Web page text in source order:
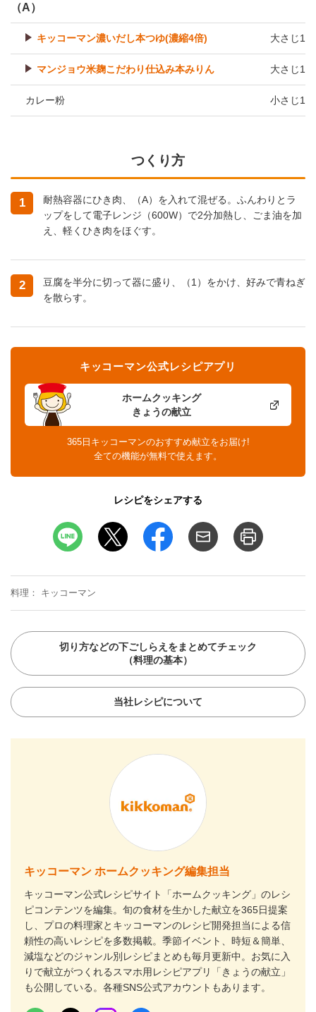
（A）
キッコーマン濃いだし本つゆ(濃縮4倍) 大さじ1
マンジョウ米麹こだわり仕込み本みりん 大さじ1
カレー粉 小さじ1
つくり方
1
耐熱容器にひき肉、（A）を入れて混ぜる。ふんわりとラ
ップをして電子レンジ（600W）で2分加熱し、ごま油を加
え、軽くひき肉をほぐす。
2
豆腐を半分に切って器に盛り、（1）をかけ、好みで青ねぎ
を散らす。
ホームクッキング
きょうの献立
キッコーマン公式レシピアプリ
365日キッコーマンのおすすめ献立をお届け!
全ての機能が無料で使えます。
レシピをシェアする
料理 キッコーマン
切り方などの下ごしらえをまとめてチェック
（料理の基本）
当社レシピについて
キッコーマン ホームクッキング編集担当
キッコーマン公式レシピサイト「ホームクッキング」のレシ
ピコンテンツを編集。旬の食材を生かした献立を365日提案
し、プロの料理家とキッコーマンのレシピ開発担当による信
頼性の高いレシピを多数掲載。季節イベント、時短＆簡単、
減塩などのジャンル別レシピまとめも毎月更新中。お気に入
りで献立がつくれるスマホ用レシピアプリ「きょうの献立」
も公開している。各種SNS公式アカウントもあります。